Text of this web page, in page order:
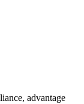
advantage